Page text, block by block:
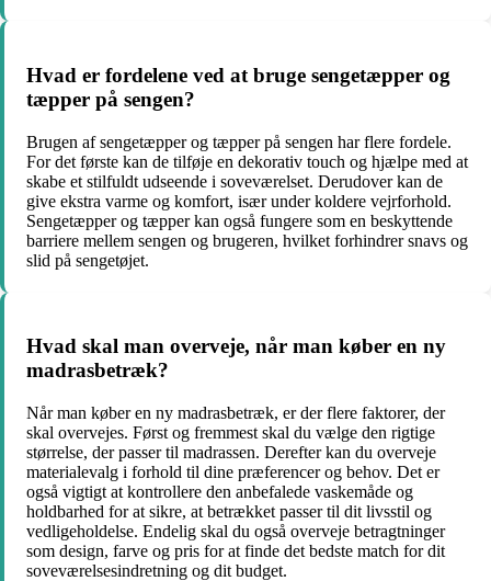
Hvad er fordelene ved at bruge sengetæpper og
tæpper på sengen?
Brugen af sengetæpper og tæpper på sengen har flere fordele.
For det første kan de tilføje en dekorativ touch og hjælpe med at
skabe et stilfuldt udseende i soveværelset. Derudover kan de
give ekstra varme og komfort, især under koldere vejrforhold.
Sengetæpper og tæpper kan også fungere som en beskyttende
barriere mellem sengen og brugeren, hvilket forhindrer snavs og
slid på sengetøjet.
Hvad skal man overveje, når man køber en ny
madrasbetræk?
Når man køber en ny madrasbetræk, er der flere faktorer, der
skal overvejes. Først og fremmest skal du vælge den rigtige
størrelse, der passer til madrassen. Derefter kan du overveje
materialevalg i forhold til dine præferencer og behov. Det er
også vigtigt at kontrollere den anbefalede vaskemåde og
holdbarhed for at sikre, at betrækket passer til dit livsstil og
vedligeholdelse. Endelig skal du også overveje betragtninger
som design, farve og pris for at finde det bedste match for dit
soveværelsesindretning og dit budget.